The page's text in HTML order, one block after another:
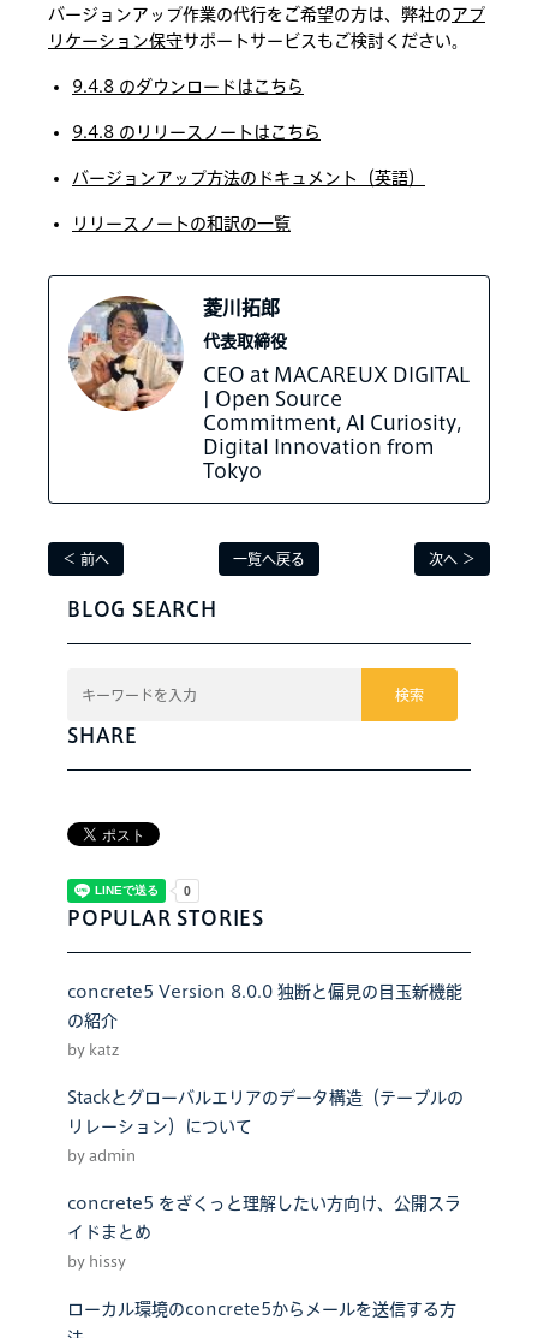
バージョンアップ作業の代行をご希望の方は、弊社のアプ
リケーション保守サポートサービスもご検討ください。
9.4.8 のダウンロードはこちら
9.4.8 のリリースノートはこちら
バージョンアップ方法のドキュメント（英語）
リリースノートの和訳の一覧
菱川拓郎
代表取締役
CEO at MACAREUX DIGITAL
| Open Source
Commitment, AI Curiosity,
Digital Innovation from
Tokyo
＜ 前へ 一覧へ戻る 次へ ＞
BLOG SEARCH
検索
SHARE
POPULAR STORIES
concrete5 Version 8.0.0 独断と偏見の目玉新機能
の紹介
by katz
Stackとグローバルエリアのデータ構造（テーブルの
リレーション）について
by admin
concrete5 をざくっと理解したい方向け、公開スラ
イドまとめ
by hissy
ローカル環境のconcrete5からメールを送信する方